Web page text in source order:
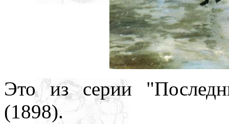
Это из серии
(1898).